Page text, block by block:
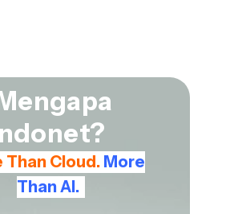
Than Cloud. More
Than AI.